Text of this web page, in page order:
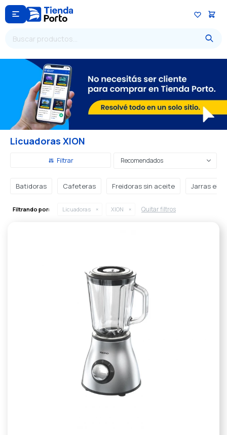

Licuadoras XION
Recomendados
Batidoras Cafeteras Freidoras sin aceite Jarras
Filtrando por: Licuadoras XION Quitar filtros